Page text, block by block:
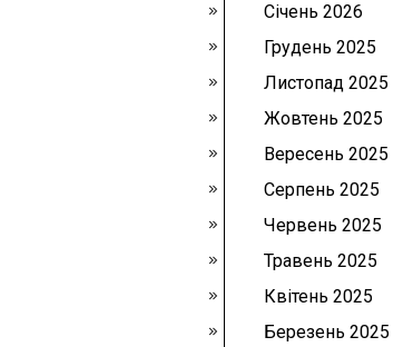
Січень 2026
Грудень 2025
Листопад 2025
Жовтень 2025
Вересень 2025
Серпень 2025
Червень 2025
Травень 2025
Квітень 2025
Березень 2025